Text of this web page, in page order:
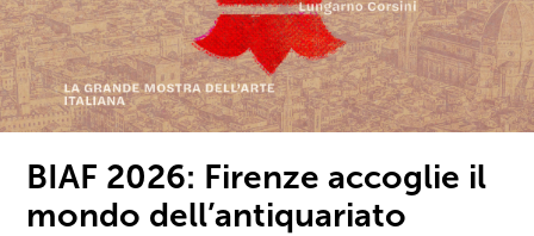
BIAF 2026: Firenze accoglie il
mondo dell’antiquariato